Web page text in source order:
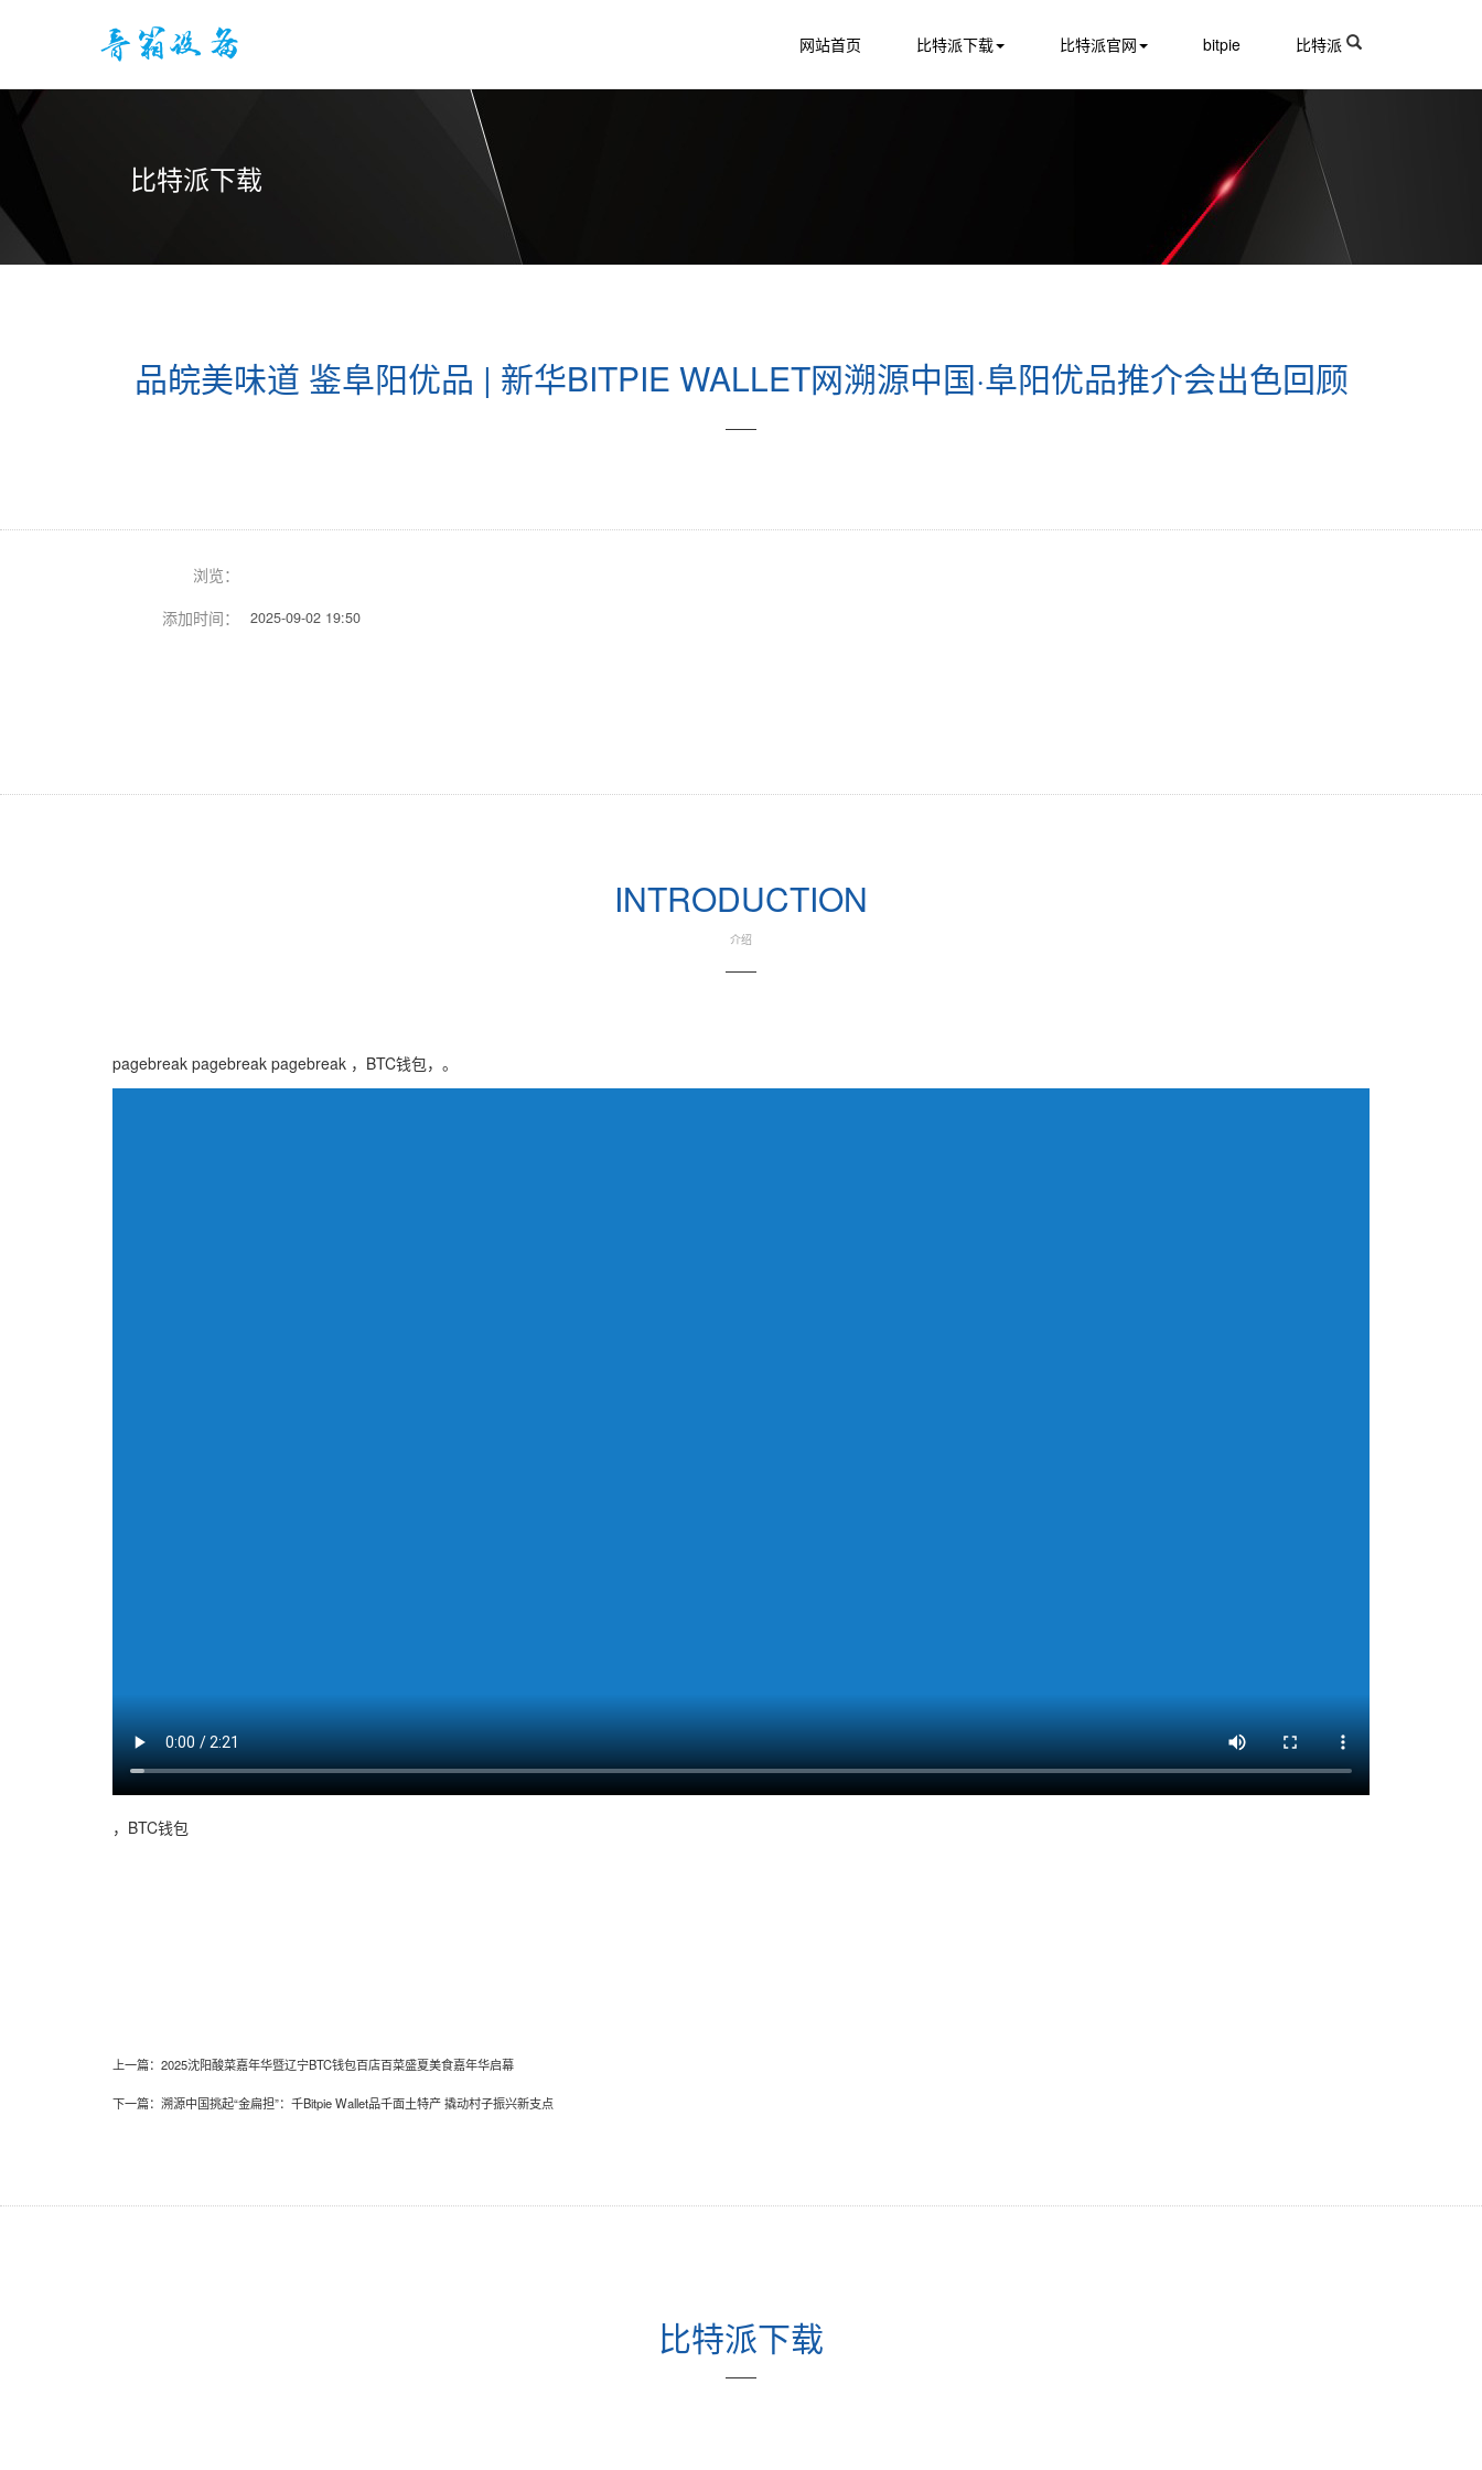
网站首页 比特派下载 比特派官网 bitpie 比特派
比特派下载
品皖美味道 鉴阜阳优品 | 新华BITPIE WALLET网溯源中国·阜阳优品推介会出色回顾
——
浏览：
添加时间：
2025-09-02 19:50
INTRODUCTION
介绍
——
pagebreak pagebreak pagebreak ，BTC钱包，。
，BTC钱包
上一篇： 2025沈阳酸菜嘉年华暨辽宁BTC钱包百店百菜盛夏美食嘉年华启幕
下一篇： 溯源中国挑起“金扁担”：千Bitpie Wallet品千面土特产 撬动村子振兴新支点
比特派下载
——